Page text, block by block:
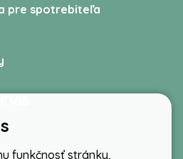
pre spotrebiteľa
funkčnosť stránky,